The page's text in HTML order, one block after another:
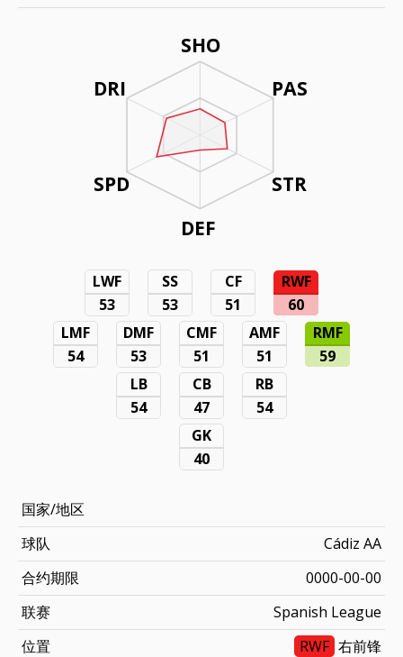
SHO
PAS
STR
DEF
DRI
SPD
LWF
53
SS
53
CF
51
RWF
60
LMF
54
DMF
53
CMF
51
AMF
51
RMF
59
LB
54
CB
47
RB
54
GK
40
国家/地区
球队
Cádiz AA
合约期限
0000-00-00
联赛
Spanish League
位置
RWF 右前锋